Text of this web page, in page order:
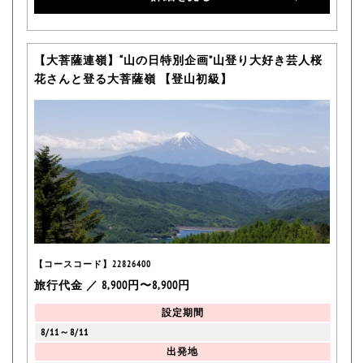
【大菩薩連嶺】“山の日特別企画”山登り大好き芸人桜
花さんと登る大菩薩嶺 【登山初級】
【コースコード】22826400
旅行代金 ／ 8,900円〜8,900円
設定期間
8/11～8/11
出発地